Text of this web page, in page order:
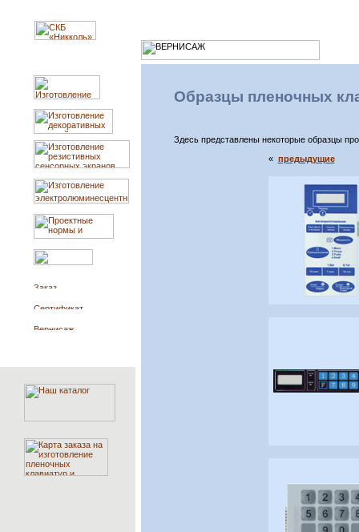
Образцы пленочных
Здесь представлены некоторые образцы
« предыдущие